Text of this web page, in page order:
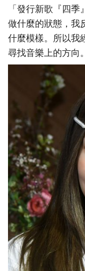
「發行新歌『四
做什麼的狀態，我
什麼模樣。所以我
尋找音樂上的方向